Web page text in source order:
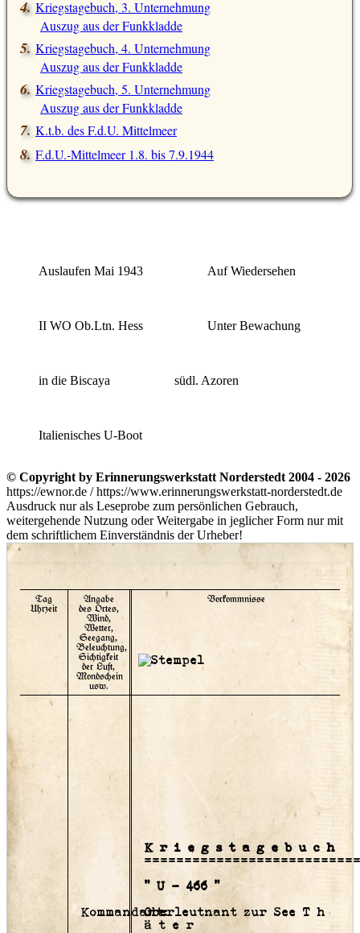
Kriegstagebuch, 3. Unternehmung
Auszug aus der Funkkladde
Kriegstagebuch, 4. Unternehmung
Auszug aus der Funkkladde
Kriegstagebuch, 5. Unternehmung
Auszug aus der Funkkladde
K.t.b. des F.d.U. Mittelmeer
F.d.U.-Mittelmeer 1.8. bis 7.9.1944
Auslaufen Mai 1943 Auf Wiedersehen
II WO Ob.Ltn. Hess Unter Bewachung
in die Biscaya südl. Azoren
Italienisches U-Boot
© Copyright by Erinnerungswerkstatt Norderstedt 2004 - 2026
https://ewnor.de / https://www.erinnerungswerkstatt-norderstedt.de
Ausdruck nur als Leseprobe zum persönlichen Gebrauch,
weitergehende Nutzung oder Weitergabe in jeglicher Form nur mit
dem schriftlichem Einverständnis der Urheber!
Tag
Uhrzeit
Angabe
des Ortes,
Wind,
Wetter,
Seegang,
Beleuchtung,
Sichtigkeit
der Luft,
Mondschein
usw.
Vorkommnisse
K r i e g s t a g e b u c h
" U - 466 "
Kommandant:Oberleutnant zur See T h
ä t e r